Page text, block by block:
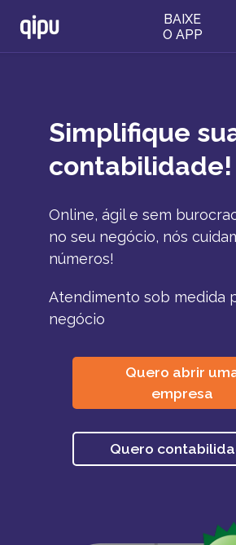
BAIXE
O APP
Simplifique
contabilidade!
Online, ágil e sem
no seu negócio, nós
números!
Atendimento sob medida
negócio
Quero abrir
empresa
Quero